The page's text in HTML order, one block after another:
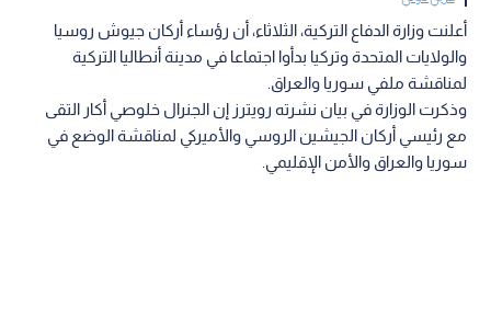
أعلنت وزارة الدفاع التركية، الثلاثاء، أن رؤساء أركان جيوش روسيا
والولايات المتحدة وتركيا بدأوا اجتماعا في مدينة أنطاليا التركية
لمناقشة ملفي سوريا والعراق.
وذكرت الوزارة في بيان نشرته رويترز إن الجنرال خلوصي أكار التقى
مع رئيسي أركان الجيشين الروسي والأميركي لمناقشة الوضع في
سوريا والعراق والأمن الإقليمي.